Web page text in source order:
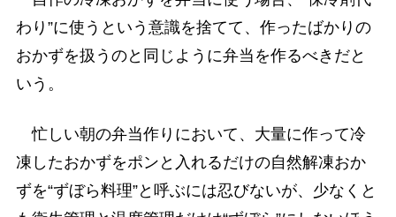
わり”に使うという意識を捨てて、作ったばかりの
おかずを扱うのと同じように弁当を作るべきだと
いう。
忙しい朝の弁当作りにおいて、大量に作って冷
凍したおかずをポンと入れるだけの自然解凍おか
ずを“ずぼら料理”と呼ぶには忍びないが、少なくと